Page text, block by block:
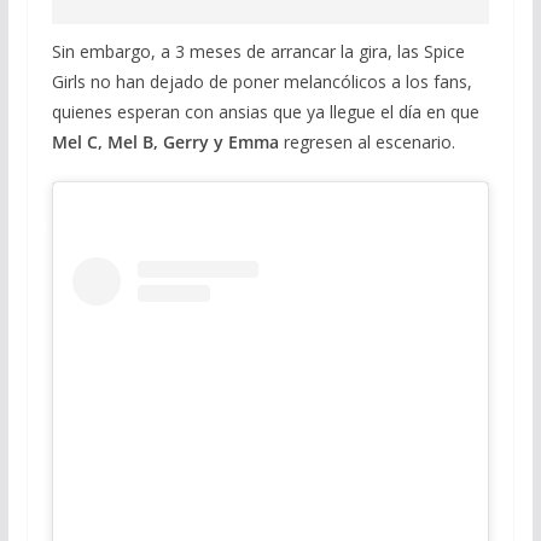
Sin embargo, a 3 meses de arrancar la gira, las Spice
Girls no han dejado de poner melancólicos a los fans,
quienes esperan con ansias que ya llegue el día en que
Mel C, Mel B, Gerry y Emma regresen al escenario.